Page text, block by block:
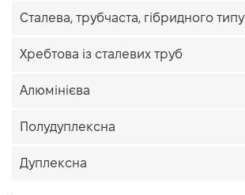
Сталева, трубчаста, гібридного типу
Хребтова із сталевих труб
Алюмінієва
Полудуплексна
Дуплексна